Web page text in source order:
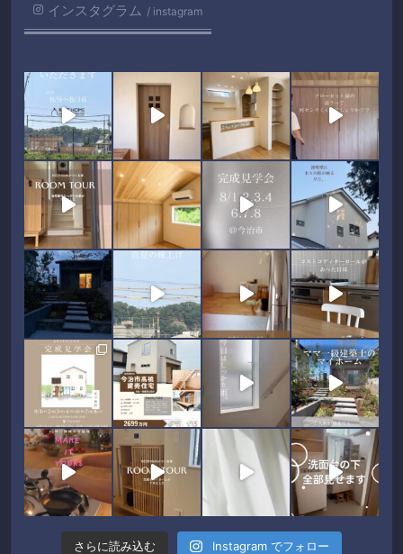
インスタグラム instagram
さらに読み込む Instagram でフォロー